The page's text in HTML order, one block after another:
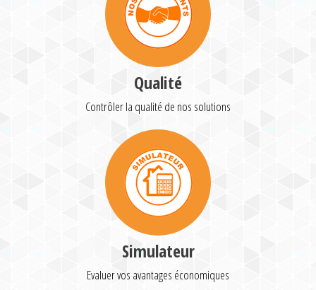
Qualité
Contrôler la qualité de nos solutions
Simulateur
Evaluer vos avantages économiques